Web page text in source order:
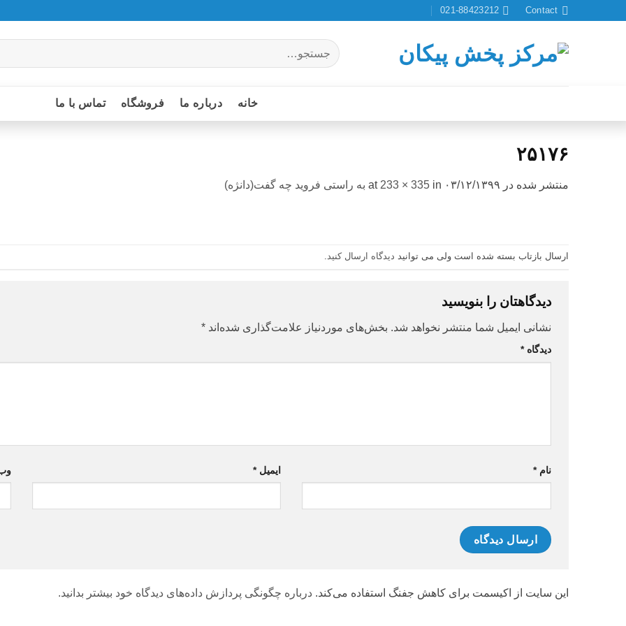
Contact
021-88423212
جستجو
برای:
خانه درباره ما فروشگاه تماس با ما
۲۵۱۷۶
منتشر شده در ۰۳/۱۲/۱۳۹۹ 233 × 335 in به راستی فروید چه گفت(دانژه)
ارسال بازتاب بسته شده است ولی می توانید دیدگاه ارسال کنید
دیدگاهتان را بنویسید
نشانی ایمیل شما منتشر نخواهد شد. بخش‌های موردنیاز علامت‌گذاری شده‌اند *
دیدگاه*
نام* ایمیل*
این سایت از اکیسمت برای کاهش جفنگ استفاده می‌کند. درباره چگونگی پردازش داده‌های دیدگاه خود بیشتر بدانید.